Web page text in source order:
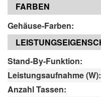
FARBEN
Gehäuse-Farben:
Stand-By-Funktion:
Leistungsaufnahme (W):
Anzahl Tassen: